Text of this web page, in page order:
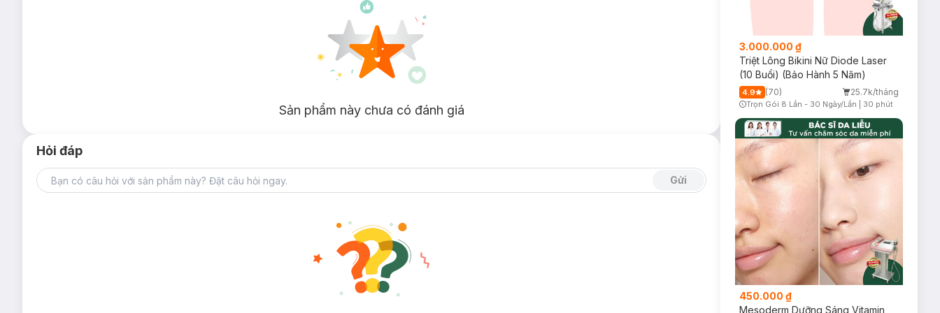
Sản phẩm này chưa có đánh giá
Hỏi đáp
Gửi
3.000.000 ₫
Triệt Lông Bikini Nữ Diode Laser
(10 Buổi) (Bảo Hành 5 Năm)
4.9 (70) 25.7k/tháng
Trọn Gói 8 Lần - 30 Ngày/Lần 30 phút
450.000 ₫
Mesoderm Dưỡng Sáng Vitamin